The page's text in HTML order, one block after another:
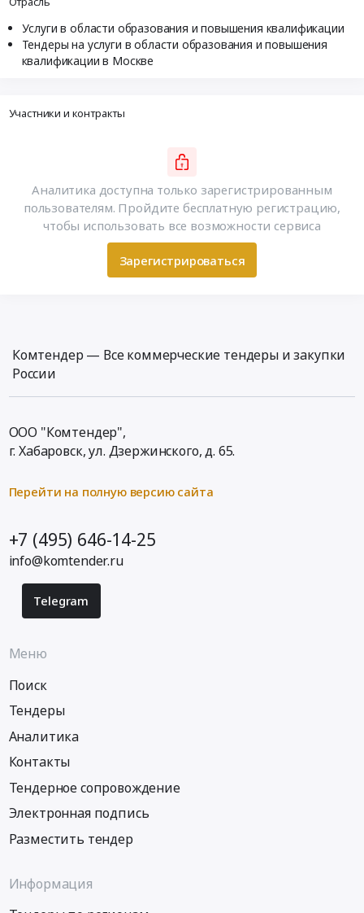
Услуги в области образования и повышения квалификации
Тендеры на услуги в области образования и повышения
квалификации в Москве
Участники и контракты
Аналитика доступна только зарегистрированным
пользователям. Пройдите бесплатную регистрацию,
чтобы использовать все возможности сервиса
Зарегистрироваться
Комтендер — Все коммерческие тендеры и закупки
России
ООО "Комтендер",
г. Хабаровск,ул. Дзержинского, д. 65.
Перейти на полную версию сайта
+7 (495) 646-14-25
info@komtender.ru
Telegram
Меню
Поиск
Тендеры
Аналитика
Контакты
Тендерное сопровождение
Электронная подпись
Разместить тендер
Информация